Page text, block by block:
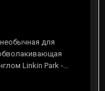
для
Linkin Park -...